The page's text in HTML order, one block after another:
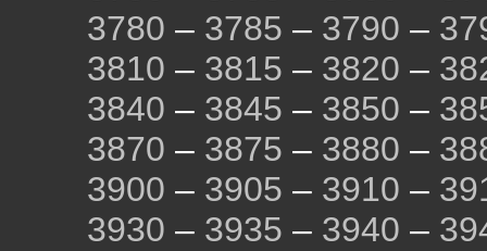
3780 – 3785 – 3790 –
3810 – 3815 – 3820 –
3840 – 3845 – 3850 –
3870 – 3875 – 3880 –
3900 – 3905 – 3910 –
3930 – 3935 – 3940 –